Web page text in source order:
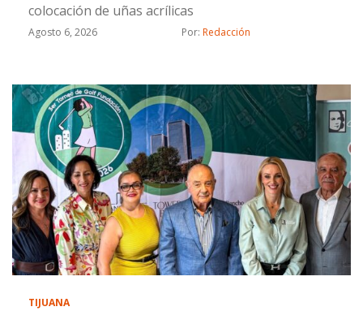
colocación de uñas acrílicas
Agosto 6, 2026 Por: Redacción
TIJUANA